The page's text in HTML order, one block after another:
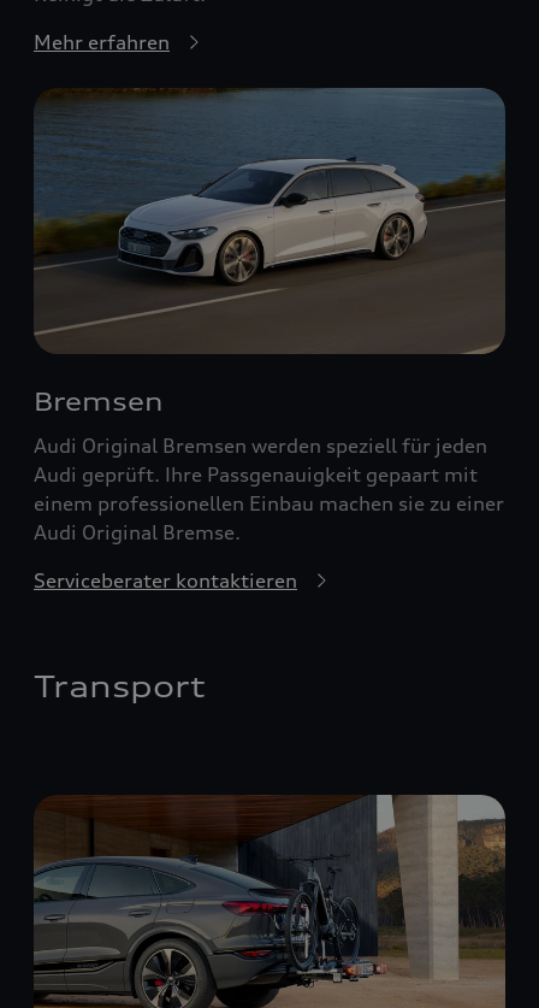
Mehr erfahren
Bremsen
Audi Original Bremsen werden speziell für jeden
Audi geprüft. Ihre Passgenauigkeit gepaart mit
einem professionellen Einbau machen sie zu einer
Audi Original Bremse.
Serviceberater kontaktieren
Transport